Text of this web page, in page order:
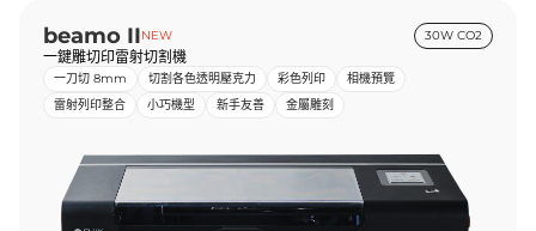
beamo IINEW 30W CO2
一鍵雕切印雷射切割機
一刀切 8mm 切割各色透明壓克力 彩色列印
相機預覽
雷射列印整合
小巧機型 新手友善 金屬雕刻